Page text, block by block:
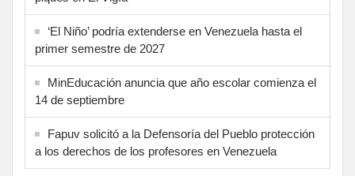
‘El Niño’ podría extenderse en Venezuela hasta el
primer semestre de 2027
MinEducación anuncia que año escolar comienza el
14 de septiembre
Fapuv solicitó a la Defensoría del Pueblo protección
a los derechos de los profesores en Venezuela